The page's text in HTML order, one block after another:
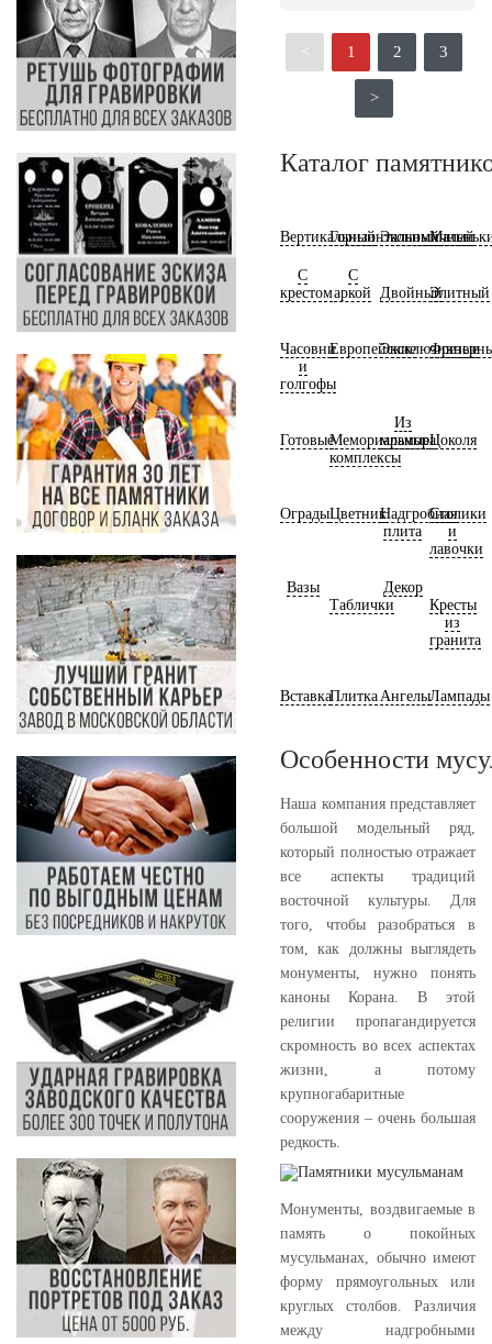
< 1 2 3
>
Каталог
ВертикальныйГоризонтальный
Экономичный
С
крестом
С
аркой
ДвойныйЭлитный
Часовни
и
голгофы
ЕвропейскиеЭксклюзивные
ГотовыеМемориальные
комплексы
Из
мрамораЦоколя
ОградыЦветникНадгробная
плита
Столики
и
лавочки
Вазы
Таблички
Декор
Кресты
из
гранита
ВставкаПлитка АнгелыЛампады
Особенности
Наша компания представляет
большой модельный ряд,
который полностью отражает
все аспекты традиций
восточной культуры. Для
того, чтобы разобраться в
том, как должны выглядеть
монументы, нужно понять
каноны Корана. В этой
религии пропагандируется
скромность во всех аспектах
жизни, а потому
крупногабаритные
сооружения – очень большая
редкость.
Монументы, воздвигаемые в
память о покойных
мусульманах, обычно имеют
форму прямоугольных или
круглых столбов. Различия
между надгробными